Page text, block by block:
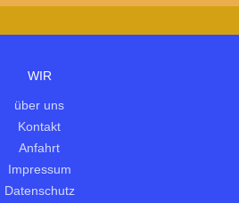
WIR
über uns
Kontakt
Anfahrt
Impressum
Datenschutz